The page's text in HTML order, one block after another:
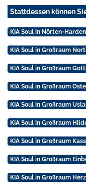
Stattdessen können
KIA Soul in Nörten-
KIA Soul in Großraum
KIA Soul in Großraum
KIA Soul in Großraum
KIA Soul in Großraum
KIA Soul in Großraum
KIA Soul in Großraum
KIA Soul in Großraum
KIA Soul in Großraum